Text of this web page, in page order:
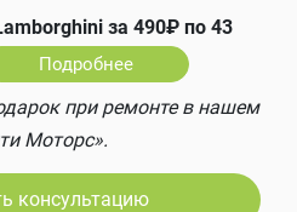
за 490₽ по 43
Подробнее
при ремонте в нашем
Моторс».
консультацию